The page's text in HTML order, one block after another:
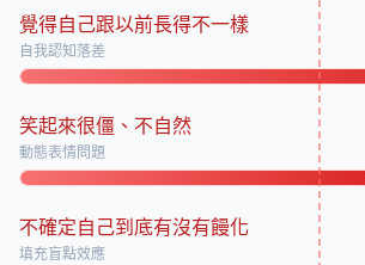
覺得自己跟以前長得不一樣
自我認知落差
笑起來很僵、不自然
動態表情問題
不確定自己到底有沒有饅化
填充盲點效應